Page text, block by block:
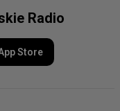
Radio
Store